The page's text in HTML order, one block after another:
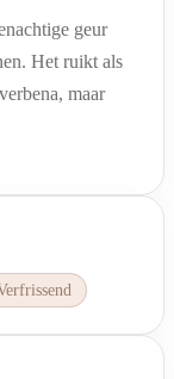
geur
Het ruikt als
maar